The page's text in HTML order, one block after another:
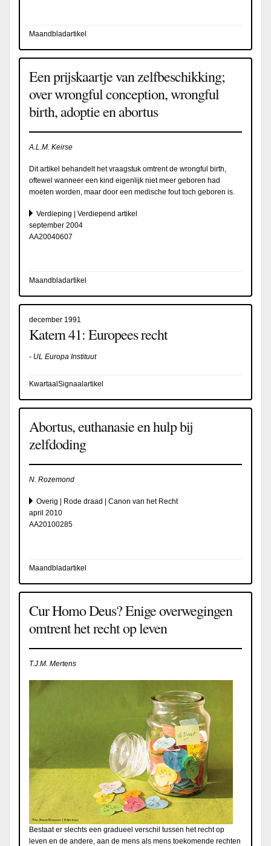
Maandbladartikel
Een prijskaartje van zelfbeschikking;
over wrongful conception, wrongful
birth, adoptie en abortus
A.L.M. Keirse
Dit artikel behandelt het vraagstuk omtrent de wrongful birth,
oftewel wanneer een kind eigenlijk niet meer geboren had
moeten worden, maar door een medische fout toch geboren is.
Verdieping | Verdiepend artikel
september 2004
AA20040607
Maandbladartikel
december 1991
Katern 41: Europees recht
- UL Europa Instituut
KwartaalSignaalartikel
Abortus, euthanasie en hulp bij
zelfdoding
N. Rozemond
Overig | Rode draad | Canon van het Recht
april 2010
AA20100285
Maandbladartikel
Cur Homo Deus? Enige overwegingen
omtrent het recht op leven
T.J.M. Mertens
Bestaat er slechts een gradueel verschil tussen het recht op
leven en de andere, aan de mens als mens toekomende rechten